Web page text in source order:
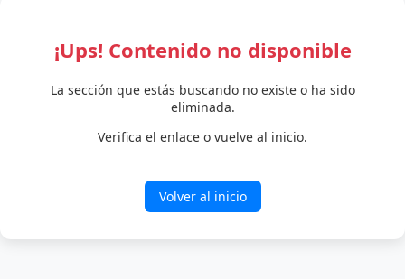
¡Ups! Contenido no disponible
La sección que estás buscando no existe o ha sido
eliminada.
Verifica el enlace o vuelve al inicio.
Volver al inicio